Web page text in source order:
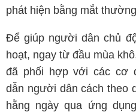
phát hiện bằng mắt
Để giúp người dân chủ
hoạt, ngay từ đầu mùa
đã phối hợp với các cơ
dẫn người dân cách theo
hằng ngày qua ứng